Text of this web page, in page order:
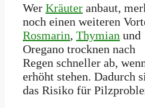
Wer Kräuter anbaut,
noch einen weiteren
Rosmarin, Thymian und
Oregano trocknen nach
Regen schneller ab,
erhöht stehen. Dadurch
das Risiko für